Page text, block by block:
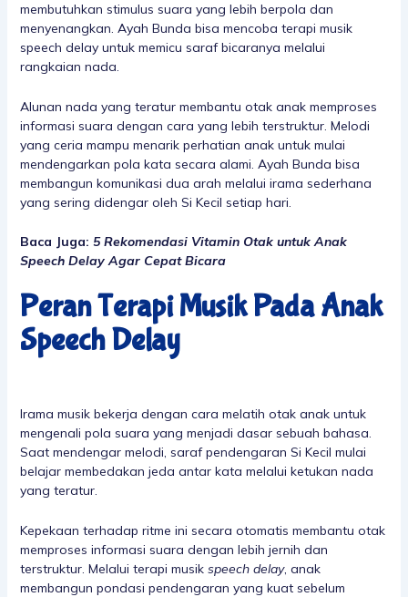
membutuhkan stimulus suara yang lebih berpola dan
menyenangkan. Ayah Bunda bisa mencoba terapi musik
speech delay untuk memicu saraf bicaranya melalui
rangkaian nada.
Alunan nada yang teratur membantu otak anak memproses
informasi suara dengan cara yang lebih terstruktur. Melodi
yang ceria mampu menarik perhatian anak untuk mulai
mendengarkan pola kata secara alami. Ayah Bunda bisa
membangun komunikasi dua arah melalui irama sederhana
yang sering didengar oleh Si Kecil setiap hari.
Baca Juga: 5 Rekomendasi Vitamin Otak untuk Anak
Speech Delay Agar Cepat Bicara
Peran Terapi Musik Pada Anak
Speech Delay
Irama musik bekerja dengan cara melatih otak anak untuk
mengenali pola suara yang menjadi dasar sebuah bahasa.
Saat mendengar melodi, saraf pendengaran Si Kecil mulai
belajar membedakan jeda antar kata melalui ketukan nada
yang teratur.
Kepekaan terhadap ritme ini secara otomatis membantu otak
memproses informasi suara dengan lebih jernih dan
terstruktur. Melalui terapi musik speech delay, anak
membangun pondasi pendengaran yang kuat sebelum